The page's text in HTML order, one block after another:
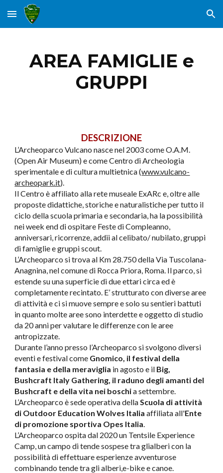
Skip to main content Skip to navigation
AREA FAMIGLIE e
GRUPPI
DESCRIZIONE
L’Archeoparco Vulcano nasce nel 2003 come O.A.M.
(Open Air Museum) e come Centro di Archeologia
sperimentale e di cultura multietnica (www.vulcano-
archeopark.it).
Il Centro è affiliato alla rete museale ExARc e, oltre alle
proposte didattiche, storiche e naturalistiche per tutto il
ciclo della scuola primaria e secondaria, ha la possibilità
nei week end di ospitare Feste di Compleanno,
anniversari, ricorrenze, addii al celibato/ nubilato, gruppi
di famiglie e gruppi scout.
L’Archeoparco si trova al Km 28.750 della Via Tuscolana-
Anagnina, nel comune di Rocca Priora, Roma. Il parco, si
estende su una superficie di due ettari circa ed è
completamente recintato. E’ strutturato con diverse aree
di attività e ci si muove sempre e solo su sentieri battuti
in quanto molte aree sono interdette e oggetto di studio
da 20 anni per valutare le differenze con le aree
antropizzate.
Durante l’anno presso l’Archeoparco si svolgono diversi
eventi e festival come Gnomico, il festival della
fantasia e della meraviglia in agosto e il Big,
Bushcraft Italy Gathering, il raduno degli amanti del
Bushcraft e della vita nei boschia settembre.
L’Archeoparco è sede operativa dellaScuola di attività
di Outdoor Education Wolves Italia affiliata all'Ente
di promozione sportiva Opes Italia.
L’Archeoparco ospita dal 2020 un Tentsile Experience
Camp, un campo di tende sospese tra glialberi con la
possibilità di effettuare esperienze avventurose
combinando tende tra gli alberi,e-bike e canoe.